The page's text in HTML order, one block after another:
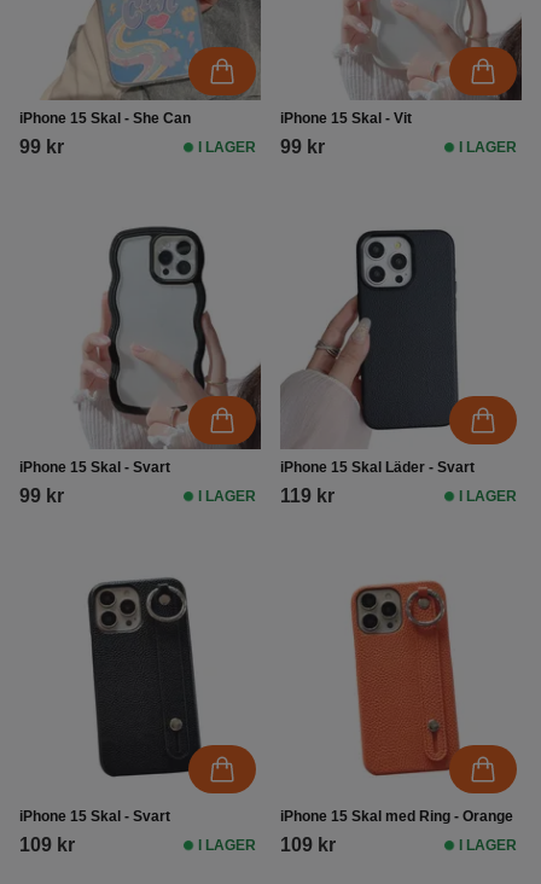
iPhone 15 Skal - She Can
99 kr I LAGER
iPhone 15 Skal - Vit
99 kr I LAGER
iPhone 15 Skal - Svart
99 kr I LAGER
iPhone 15 Skal Läder - Svart
119 kr I LAGER
iPhone 15 Skal - Svart
109 kr I LAGER
iPhone 15 Skal med Ring - Orange
109 kr I LAGER